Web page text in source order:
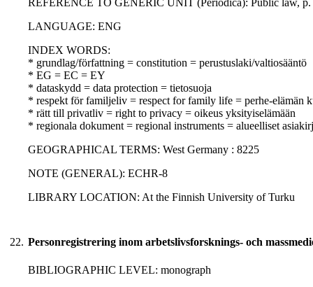
REFERENCE TO GENERIC UNIT (Periodica): Public law,
LANGUAGE: ENG
INDEX WORDS:
* grundlag/författning = constitution = perustuslaki/valtiosääntö
* EG = EC = EY
* dataskydd = data protection = tietosuoja
* respekt för familjeliv = respect for family life = perhe-elämän
* rätt till privatliv = right to privacy = oikeus yksityiselämään
* regionala dokument = regional instruments = alueelliset
GEOGRAPHICAL TERMS: West Germany : 8225
NOTE (GENERAL): ECHR-8
LIBRARY LOCATION: At the Finnish University of Turku
22. Personregistrering inom arbetslivsforsknings- och
BIBLIOGRAPHIC LEVEL: monograph